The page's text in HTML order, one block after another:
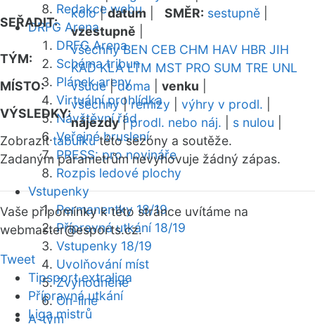
Redakce webu
DRFG Arena
DRFG Arena
Schéma tribun
Plánek areny
Virtuální prohlídka
Návštěvní řád
Veřejné bruslení
PRESS: pro novináře
Rozpis ledové plochy
Vstupenky
Permanentky 18/19
Přípravná utkání 18/19
Vstupenky 18/19
Uvolňování míst
Zvýhodněné
On-line
A-tým
SEŘADIT:
kolo|datum SMĚR: sestupně
vzestupně
TÝM:
všechny BEN CEB CHM HAV HBR JIH
KAD KLA LTM MST PRO SUM TRE UNL
MÍSTO:
všude|doma venku
VÝSLEDKY:
všechny|remízy výhry v prodl.
nájezdy|prodl. nebo náj. s nulou
Zobrazittabulkutéto sezóny a soutěže.
Zadaným parametrům nevyhovuje žádný zápas.
Vaše připomínky k této stránce uvítáme na
webmaster@esports.cz.
Tweet
Tipsport extraliga
Přípravná utkání
Liga mistrů